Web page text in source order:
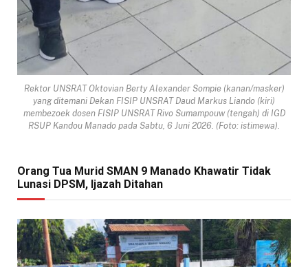
Rektor UNSRAT Oktovian Berty Alexander Sompie (kanan/masker)
yang ditemani Dekan FISIP UNSRAT Daud Markus Liando (kiri)
membezoek dosen FISIP UNSRAT Rivo Sumampouw (tengah) di IGD
RSUP Kandou Manado pada Sabtu, 6 Juni 2026. (Foto: istimewa).
Orang Tua Murid SMAN 9 Manado Khawatir Tidak
Lunasi DPSM, Ijazah Ditahan